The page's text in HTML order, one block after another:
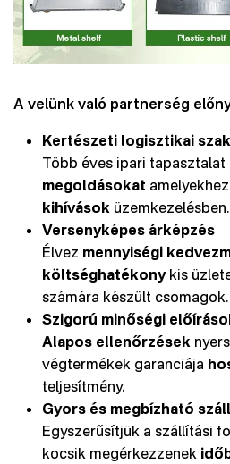
A velünk való partnerség
Kertészeti logisztikai
Több éves ipari tapasztalat
megoldásokat
kihívások üzemkezelésben.
Versenyképes árképzés
Élvez mennyiségi
költséghatékonykis
számára készült csomagok.
Szigorú minőségi
Alapos ellenőrzések
végtermékek garanciája
teljesítmény.
Gyors és megbízható
Egyszerűsítjük a szállítási
kocsik megérkezzenek